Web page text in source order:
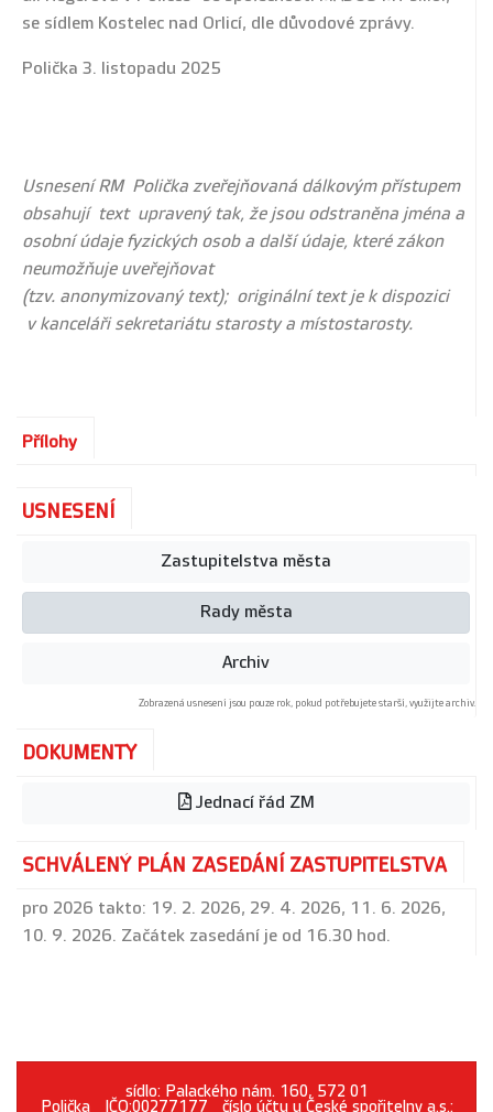
se sídlem Kostelec nad Orlicí, dle důvodové zprávy.
Polička 3. listopadu 2025
Usnesení RM Polička zveřejňovaná dálkovým přístupem
obsahují text upravený tak, že jsou odstraněna jména a
osobní údaje fyzických osob a další údaje, které zákon
neumožňuje uveřejňovat
(tzv. anonymizovaný text); originální text je k dispozici
v kanceláři sekretariátu starosty a místostarosty.
Přílohy
USNESENÍ
Zastupitelstva města
Rady města
Archiv
Zobrazená usnesení jsou pouze rok, pokud potřebujete starší, využijte archiv.
DOKUMENTY
Jednací řád ZM
SCHVÁLENÝ PLÁN ZASEDÁNÍ ZASTUPITELSTVA
pro 2026 takto: 19. 2. 2026, 29. 4. 2026, 11. 6. 2026,
10. 9. 2026. Začátek zasedání je od 16.30 hod.
sídlo: Palackého nám. 160, 572 01
Polička_IČO:00277177_číslo účtu u České spořitelny a.s.: